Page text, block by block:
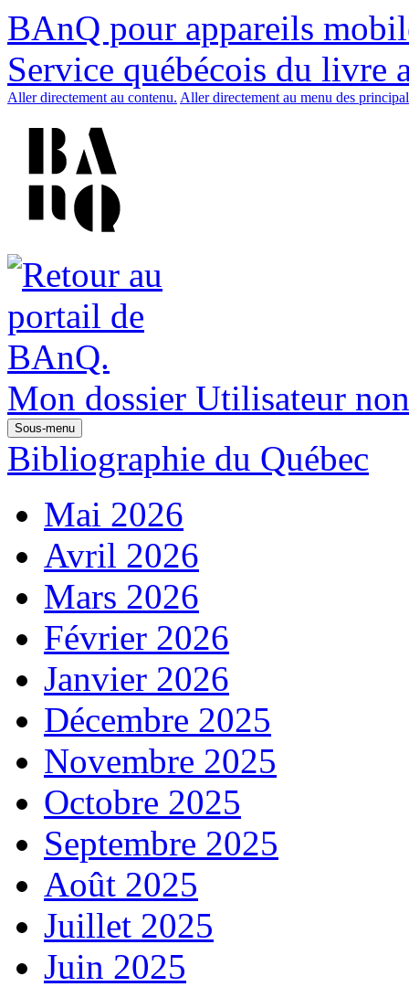
BAnQ pour appareils
Service québécois du livre
Aller directement au contenu. Aller directement au menu des
Mon dossier Utilisateur
Sous-menu
Bibliographie du Québec
Mai 2026
Avril 2026
Mars 2026
Février 2026
Janvier 2026
Décembre 2025
Novembre 2025
Octobre 2025
Septembre 2025
Août 2025
Juillet 2025
Juin 2025